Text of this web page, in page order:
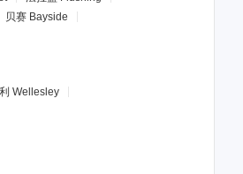
贝赛 Bayside
Wellesley